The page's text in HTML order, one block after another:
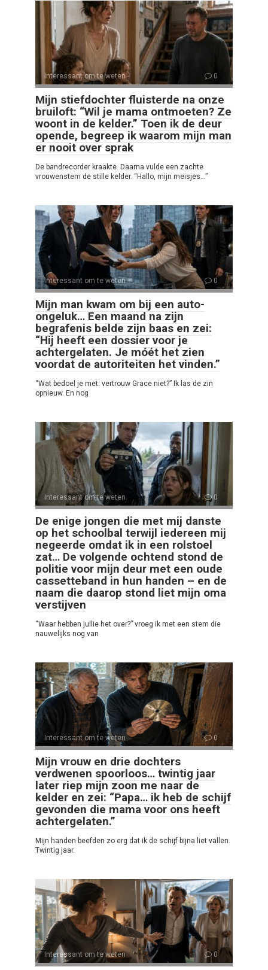
Interessant om te weten 0
Mijn stiefdochter fluisterde na onze
bruiloft: “Wil je mama ontmoeten? Ze
woont in de kelder.” Toen ik de deur
opende, begreep ik waarom mijn man
er nooit over sprak
De bandrecorder kraakte. Daarna vulde een zachte
vrouwenstem de stille kelder. “Hallo, mijn meisjes…”
Interessant om te weten 0
Mijn man kwam om bij een auto-
ongeluk… Een maand na zijn
begrafenis belde zijn baas en zei:
“Hij heeft een dossier voor je
achtergelaten. Je móét het zien
voordat de autoriteiten het vinden.”
“Wat bedoel je met: vertrouw Grace niet?” Ik las de zin
opnieuw. En nog
Interessant om te weten 0
De enige jongen die met mij danste
op het schoolbal terwijl iedereen mij
negeerde omdat ik in een rolstoel
zat… De volgende ochtend stond de
politie voor mijn deur met een oude
cassetteband in hun handen – en de
naam die daarop stond liet mijn oma
verstijven
“Waar hebben jullie het over?” vroeg ik met een stem die
nauwelijks nog van
Interessant om te weten 0
Mijn vrouw en drie dochters
verdwenen spoorloos… twintig jaar
later riep mijn zoon me naar de
kelder en zei: “Papa… ik heb de schijf
gevonden die mama voor ons heeft
achtergelaten.”
Mijn handen beefden zo erg dat ik de schijf bijna liet vallen.
Twintig jaar.
Interessant om te weten 0